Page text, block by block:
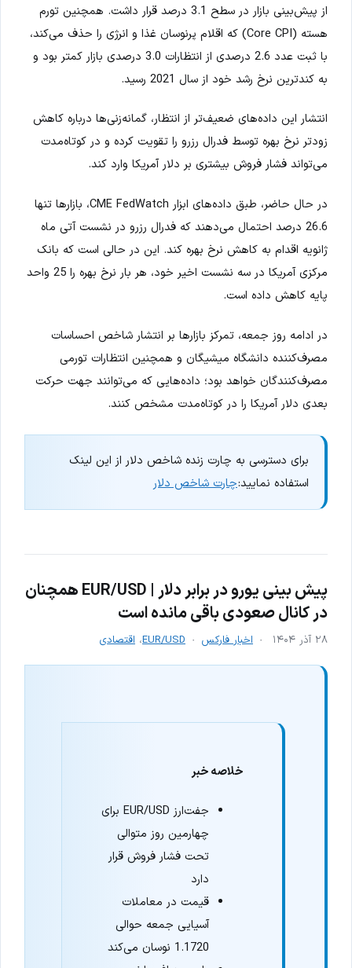
از پیش‌بینی بازار در سطح 3.1 درصد قرار داشت. همچنین تورم
هسته (Core CPI) که اقلام پرنوسان غذا و انرژی را حذف می‌کند،
با ثبت عدد 2.6 درصدی از انتظارات 3.0 درصدی بازار کمتر بود و
به کندترین نرخ رشد خود از سال 2021 رسید.
انتشار این داده‌های ضعیف‌تر از انتظار، گمانه‌زنی‌ها درباره کاهش
زودتر نرخ بهره توسط فدرال رزرو را تقویت کرده و در کوتاه‌مدت
می‌تواند فشار فروش بیشتری بر دلار آمریکا وارد کند.
در حال حاضر، طبق داده‌های ابزار CME FedWatch، بازارها تنها
26.6 درصد احتمال می‌دهند که فدرال رزرو در نشست آتی ماه
ژانویه اقدام به کاهش نرخ بهره کند. این در حالی است که بانک
مرکزی آمریکا در سه نشست اخیر خود، هر بار نرخ بهره را 25 واحد
پایه کاهش داده است.
در ادامه روز جمعه، تمرکز بازارها بر انتشار شاخص احساسات
مصرف‌کننده دانشگاه میشیگان و همچنین انتظارات تورمی
مصرف‌کنندگان خواهد بود؛ داده‌هایی که می‌توانند جهت حرکت
بعدی دلار آمریکا را در کوتاه‌مدت مشخص کنند.
برای دسترسی به چارت زنده شاخص دلار از این لینک
استفاده نمایید:چارت شاخص دلار
پیش بینی یورو در برابر دلار | EUR/USD همچنان
در کانال صعودی باقی مانده است
۲۸ آذر ۱۴۰۴ اخبار فارکس EUR/USD، اقتصادی
خلاصه خبر
جفت‌ارز EUR/USD برای
چهارمین روز متوالی
تحت فشار فروش قرار
دارد
قیمت در معاملات
آسیایی جمعه حوالی
1.1720 نوسان می‌کند